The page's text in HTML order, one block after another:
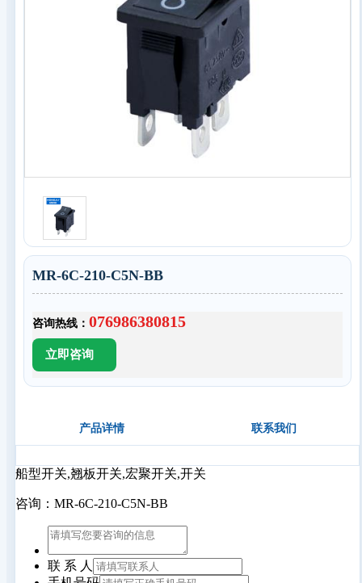
MR-6C-210-C5N-BB
咨询热线： 076986380815
产品详情 联系我们
船型开关,翘板开关,宏聚开关,开关
咨询：MR-6C-210-C5N-BB
联 系 人